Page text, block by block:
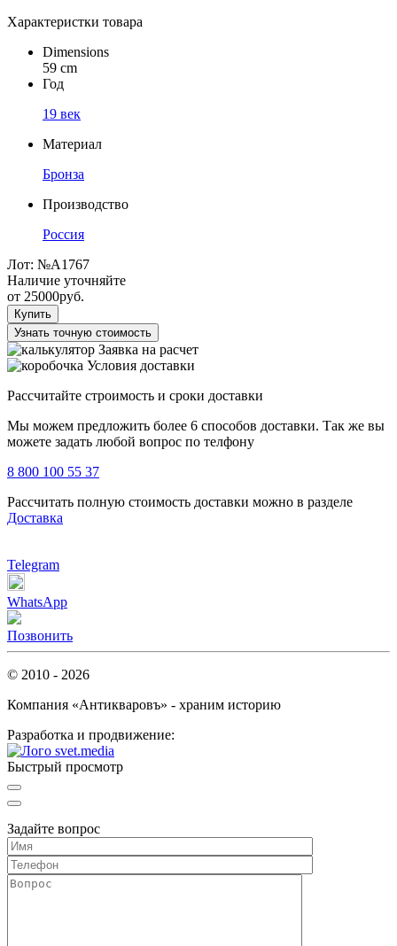
Характеристки товара
Dimensions
59 cm
Год
19 век
Материал
Бронза
Производство
Россия
Лот: №A1767
Наличие уточняйте
от 25000руб.
Купить
Узнать точную стоимость
Заявка на расчет
Условия доставки
Рассчитайте строимость и сроки доставки
Мы можем предложить более 6 способов доставки. Так же вы
можете задать любой вопрос по телфону
8 800 100 55 37
Рассчитать полную стоимость доставки можно в разделе
Доставка
Telegram
WhatsApp
Позвонить
© 2010 - 2026
Компания «Антикваровъ» - храним историю
Разработка и продвижение:
Быстрый просмотр
Задайте вопрос